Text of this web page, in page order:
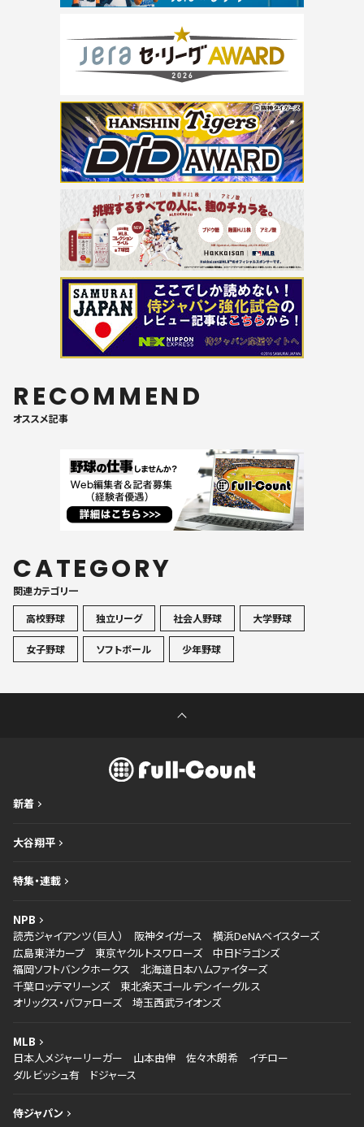
RECOMMEND
オススメ記事
CATEGORY
関連カテゴリ一
高校野球
独立リーグ 社会人野球 大学野球
女子野球 ソフトボール 少年野球
新着
大谷翔平
特集・連載
NPB
読売ジャイアンツ（巨人）
阪神タイガース
横浜DeNAベイスターズ
広島東洋カープ
東京ヤクルトスワローズ
中日ドラゴンズ
福岡ソフトバンクホークス
北海道日本ハムファイターズ
千葉ロッテマリーンズ
東北楽天ゴールデンイーグルス
オリックス・バファローズ
埼玉西武ライオンズ
MLB
日本人メジャーリーガー
山本由伸 佐々木朗希
イチロー
ダルビッシュ有
ドジャース
侍ジャパン